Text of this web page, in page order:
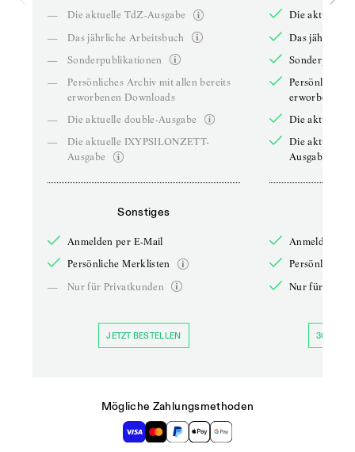
—
Die aktuelle TdZ-Ausgabe
—
Das jährliche Arbeitsbuch
—
Sonderpublikationen
—
Persönliches Archiv mit allen bereits
erworbenen Downloads
—
Die aktuelle double-Ausgabe
—
Die aktuelle IXYPSILONZETT-
Ausgabe
Sonstiges
Anmelden per E-Mail
Persönliche Merklisten
—
Nur für Privatkunden
JETZT BESTELLEN
Die aktuelle
Das jährliche
Persönliches
erworbenen
Die aktuelle
Die aktuelle
Ausgabe
Anmelden
Persönliche
Nur für
30 TAGE
Mögliche Zahlungsmethoden